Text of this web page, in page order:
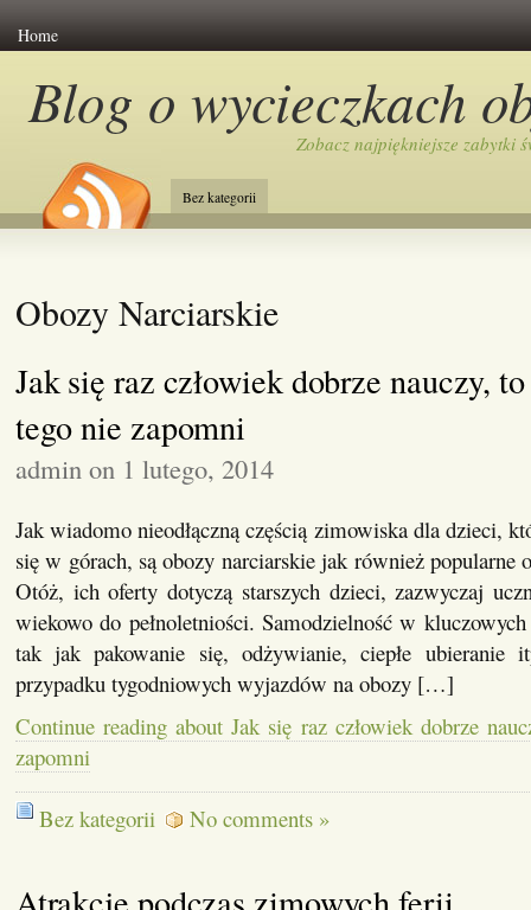
Home
Blog o wycieczkach
Zobacz najpiękniejsze zabytki
Bez kategorii
Obozy Narciarskie
Jak się raz człowiek dobrze nauczy,
tego nie zapomni
admin on 1 lutego, 2014
Jak wiadomo nieodłączną częścią zimowiska dla dzieci,
się w górach, są obozy narciarskie jak również popularne
Otóż, ich oferty dotyczą starszych dzieci, zazwyczaj
wiekowo do pełnoletniości. Samodzielność w
tak jak pakowanie się, odżywianie, ciepłe ubieranie
przypadku tygodniowych wyjazdów na obozy […]
Continue reading about Jak się raz człowiek dobrze
zapomni
Bez kategorii No comments »